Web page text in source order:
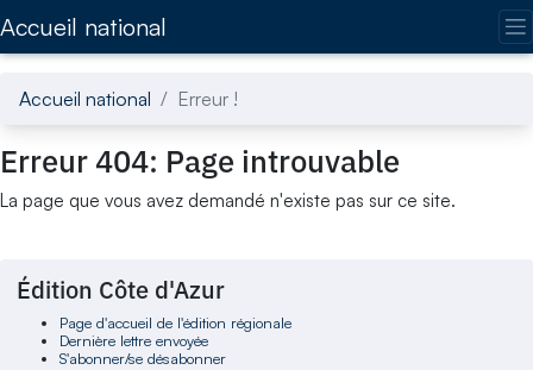
Accueil national
Accueil national Erreur !
Erreur 404: Page introuvable
La page que vous avez demandé n'existe pas sur ce site.
Édition Côte d'Azur
Page d'accueil de l'édition régionale
Dernière lettre envoyée
S'abonner/se désabonner